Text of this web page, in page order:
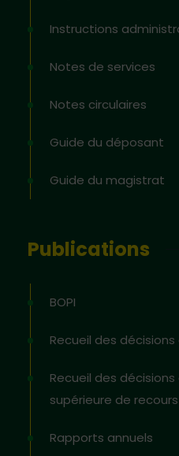
Instructions
Notes de services
Notes circulaires
Guide du déposant
Guide du magistrat
Publications
BOPI
Recueil des décisions
Recueil des
supérieure de recours
Rapports annuels